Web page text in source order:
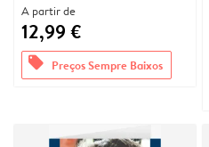
A partir de
12,99 €
offers Preços Sempre Baixos